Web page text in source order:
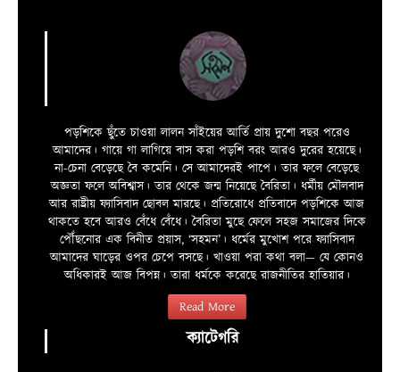
পড়শিকে ছুঁতে চাওয়া লালন সাঁইয়ের আর্তি প্রায় দুশো বছর পরেও
আমাদের। গায়ে গা লাগিয়ে বাস করা পড়শি বরং আরও দুরের হয়েছে।
না-চেনা বেড়েছে বৈ কমেনি। সে আমাদেরই পাপে। তার ফলে বেড়েছে
অজ্ঞতা ফলে অবিশ্বাস। তার থেকে জন্ম নিয়েছে বৈরিতা। ধর্মীয় মৌলবাদ
আর রাষ্ট্রীয় ফ্যাসিবাদ ছোবল মারছে। প্রতিরোধে প্রতিবাদে পড়শিকে আজ
থাকতে হবে আরও বেঁধে বেঁধে। বৈরিতা মুছে ফেলে সহজ সমাজের দিকে
পৌঁছনোর এক বিনীত প্রয়াস, ‘সহমন’। ধর্মের মুখোশ পরে ফ্যাসিবাদ
আমাদের ঘাড়ের ওপর চেপে বসছে। খাওয়া পরা কথা বলা—­­ যে কোনও
অধিকারই আজ বিপন্ন। তারা ধর্মকে করেছে রাজনীতির হাতিয়ার।
Read More
ক্যাটেগরি